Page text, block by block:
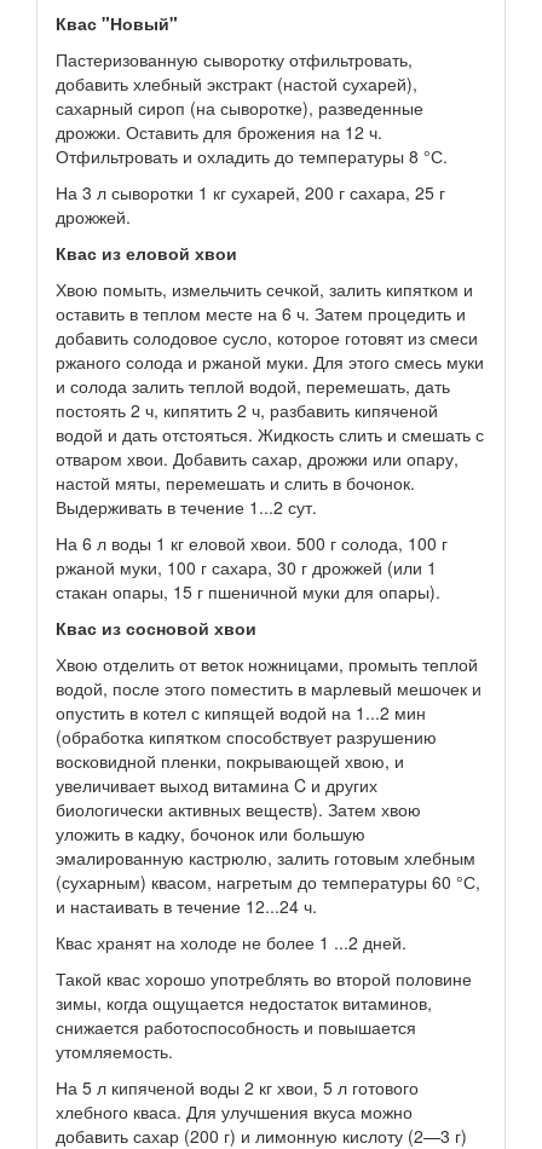
Квас "Новый"
Пастеризованную сыворотку отфильтровать,
добавить хлебный экстракт (настой сухарей),
сахарный сироп (на сыворотке), разведенные
дрожжи. Оставить для брожения на 12 ч.
Отфильтровать и охладить до температуры 8 °С.
На 3 л сыворотки 1 кг сухарей, 200 г сахара, 25 г
дрожжей.
Квас из еловой хвои
Хвою помыть, измельчить сечкой, залить кипятком и
оставить в теплом месте на 6 ч. Затем процедить и
добавить солодовое сусло, которое готовят из смеси
ржаного солода и ржаной муки. Для этого смесь муки
и солода залить теплой водой, перемешать, дать
постоять 2 ч, кипятить 2 ч, разбавить кипяченой
водой и дать отстояться. Жидкость слить и смешать с
отваром хвои. Добавить сахар, дрожжи или опару,
настой мяты, перемешать и слить в бочонок.
Выдерживать в течение 1...2 сут.
На 6 л воды 1 кг еловой хвои. 500 г солода, 100 г
ржаной муки, 100 г сахара, 30 г дрожжей (или 1
стакан опары, 15 г пшеничной муки для опары).
Квас из сосновой хвои
Хвою отделить от веток ножницами, промыть теплой
водой, после этого поместить в марлевый мешочек и
опустить в котел с кипящей водой на 1...2 мин
(обработка кипятком способствует разрушению
восковидной пленки, покрывающей хвою, и
увеличивает выход витамина C и других
биологически активных веществ). Затем хвою
уложить в кадку, бочонок или большую
эмалированную кастрюлю, залить готовым хлебным
(сухарным) квасом, нагретым до температуры 60 °С,
и настаивать в течение 12...24 ч.
Квас хранят на холоде не более 1 ...2 дней.
Такой квас хорошо употреблять во второй половине
зимы, когда ощущается недостаток витаминов,
снижается работоспособность и повышается
утомляемость.
На 5 л кипяченой воды 2 кг хвои, 5 л готового
хлебного кваса. Для улучшения вкуса можно
добавить сахар (200 г) и лимонную кислоту (2—3 г)